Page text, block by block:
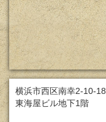
横浜市西区南幸2-10-18
東海屋ビル地下1階